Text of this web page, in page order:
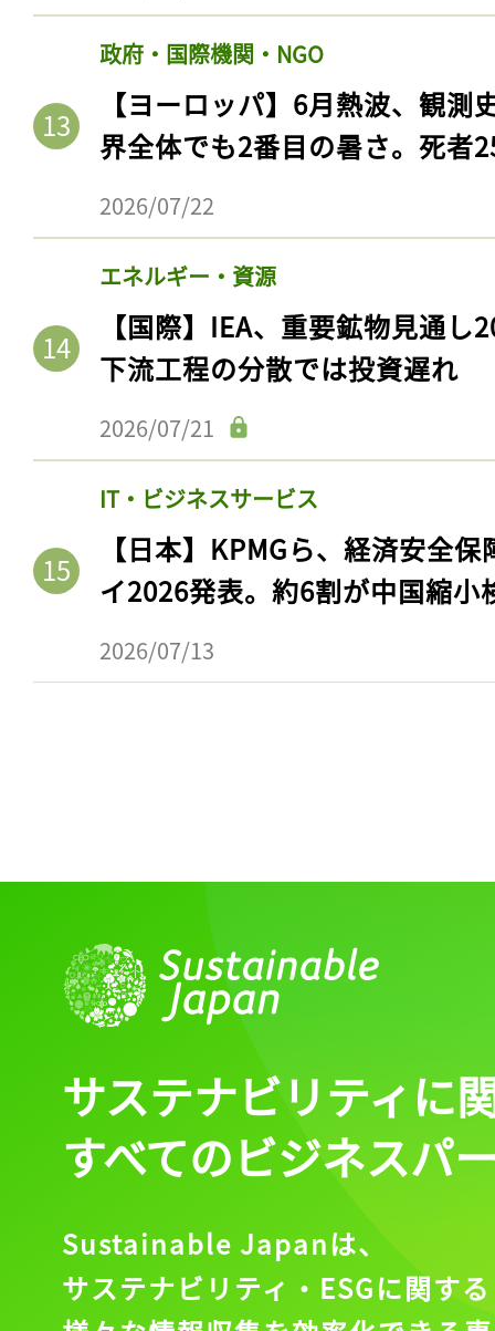
政府・国際機関・NGO
【ヨーロッパ】6月熱波、観
界全体でも2番目の暑さ。死者
2026/07/22
エネルギー・資源
【国際】IEA、重要鉱物見通
下流工程の分散では投資遅れ
2026/07/21
IT・ビジネスサービス
【日本】KPMGら、経済安全
イ2026発表。約6割が中国縮小
2026/07/13
サステナビリティに
すべてのビジネスパ
Sustainable Japanは、
サステナビリティ・ESGに関する